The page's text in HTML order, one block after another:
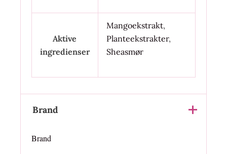
Aktive
ingredienser
Mangoekstrakt,
Planteekstrakter,
Sheasmør
Brand
Brand